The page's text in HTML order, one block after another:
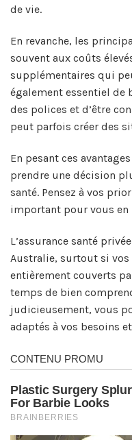
de vie.
En revanche, les
souvent aux coûts
supplémentaires qui
également essentiel de
des polices et d’être
peut parfois créer des
En pesant ces
prendre une décision
santé. Pensez à vos
important pour vous en
L’assurance santé
Australie, surtout si
entièrement couverts
temps de bien
judicieusement, vous
adaptés à vos besoins